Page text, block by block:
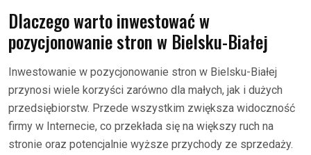
Dlaczego warto inwestować w
pozycjonowanie stron w Bielsku-Białej
Inwestowanie w pozycjonowanie stron w Bielsku-Białej
przynosi wiele korzyści zarówno dla małych, jak i dużych
przedsiębiorstw. Przede wszystkim zwiększa widoczność
firmy w Internecie, co przekłada się na większy ruch na
stronie oraz potencjalnie wyższe przychody ze sprzedaży.